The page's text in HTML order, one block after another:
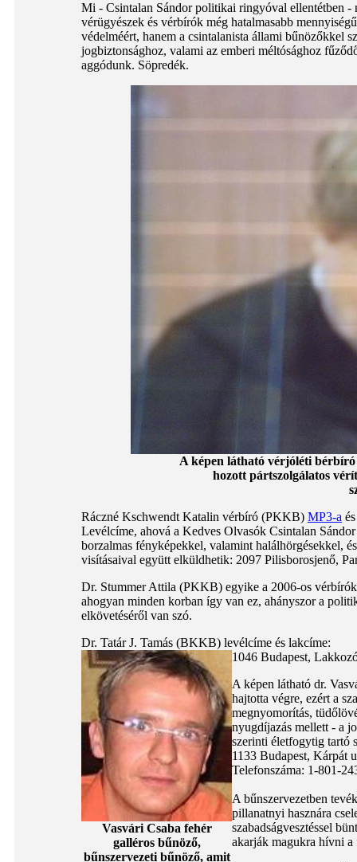
Mi - Csintalan Sándor politikai ringyóval ellentétben
vérügyészek és vérbírók még hatalmasabb
védelméért, hanem a csintalanista állami bűnözőkkel
jogbiztonsághoz, valami az emberi méltósághoz
aggódunk. Söpredék.
A képen látható vérjóléti bérbíró
hozott pártszolgálatos
Ráczné Kschwendt Katalin vérbíró (PKKB) MP3-a
Levélcíme, ahová a Kedves Olvasók Csintalan
borzalmas fényképekkel, valamint halálhörgésekkel,
visításaival együtt elküldhetik: 2097 Pilisborosjenő,
Dr. Stummer Attila (PKKB) egyike a 2006-os
ahogyan minden korban így van ez, ahányszor a
elkövetéséről van szó.
Dr. Tatár J. Tamás (BKKB) levélcíme és lakcíme:
1046 Budapest,
Vasvári Csaba fehér
galléros bűnöző,
bűnszervezeti bűnöző, amit
A képen látható dr.
hajtotta végre, ezért a
megnyomorítás,
nyugdíjazás mellett - a
szerinti életfogytig tartó
1133 Budapest, Kárpát
Telefonszáma: 1-801-
A bűnszervezetben
pillanatnyi hasznára
szabadságvesztéssel
akarják magukra hívni